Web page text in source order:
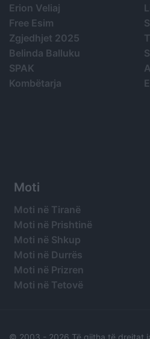
Erion Veliaj
Free Esim
Zgjedhjet 2025
Belinda Balluku
SPAK
Kombëtarja
Moti
Moti në Tiranë
Moti në Prishtinë
Moti në Shkup
Moti në Durrës
Moti në Prizren
Moti në Tetovë
© 2003 - 2026 Të gjitha të drejtat